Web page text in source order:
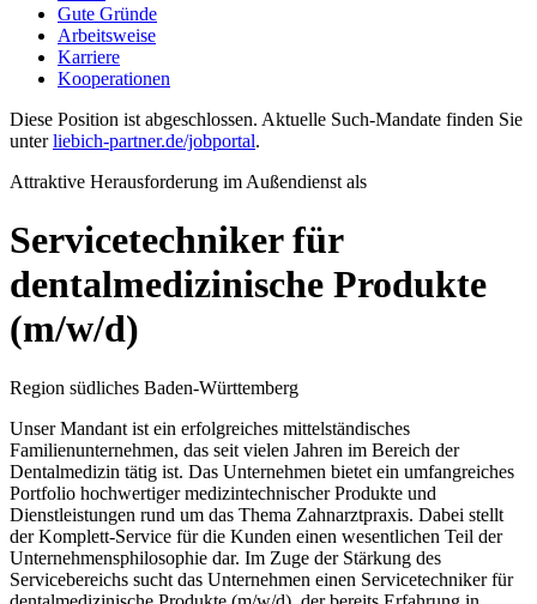
Gute Gründe
Arbeitsweise
Karriere
Kooperationen
Diese Position ist abgeschlossen. Aktuelle Such-Mandate finden Sie
unterliebich-partner.de/jobportal.
Attraktive Herausforderung im Außendienst als
Servicetechniker für
dentalmedizinische Produkte
(m/w/d)
Region südliches Baden-Württemberg
Unser Mandant ist ein erfolgreiches mittelständisches
Familienunternehmen, das seit vielen Jahren im Bereich der
Dentalmedizin tätig ist. Das Unternehmen bietet ein umfangreiches
Portfolio hochwertiger medizintechnischer Produkte und
Dienstleistungen rund um das Thema Zahnarztpraxis. Dabei stellt
der Komplett-Service für die Kunden einen wesentlichen Teil der
Unternehmensphilosophie dar. Im Zuge der Stärkung des
Servicebereichs sucht das Unternehmen einen Servicetechniker für